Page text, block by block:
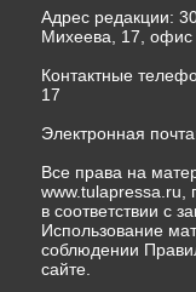
Адрес редакции:
Михеева, 17, офис
Контактные
17
Электронная
Все права на
www.tulapressa.ru,
в соответствии с
Использование
соблюдении
сайте.